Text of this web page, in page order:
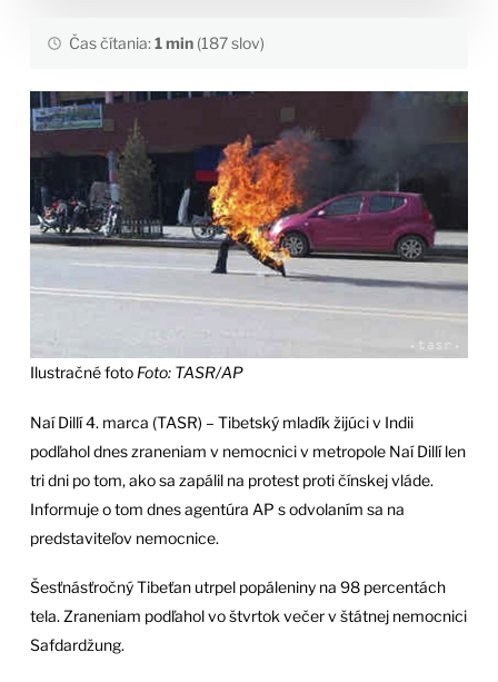
Čas čítania:1 min(187 slov)
Ilustračné foto Foto: TASR/AP
Naí Dillí 4. marca (TASR) – Tibetský mladík žijúci v Indii
podľahol dnes zraneniam v nemocnici v metropole Naí Dillí len
tri dni po tom, ako sa zapálil na protest proti čínskej vláde.
Informuje o tom dnes agentúra AP s odvolaním sa na
predstaviteľov nemocnice.
Šesťnásťročný Tibeťan utrpel popáleniny na 98 percentách
tela. Zraneniam podľahol vo štvrtok večer v štátnej nemocnici
Safdardžung.